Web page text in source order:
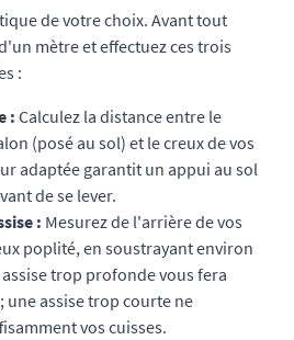
de votre choix. Avant tout
mètre et effectuez ces trois
:
: Calculez la distance entre le
(posé au sol) et le creux de vos
adaptée garantit un appui au sol
de se lever.
: Mesurez de l'arrière de vos
poplité, en soustrayant environ
trop profonde vous fera
une assise trop courte ne
vos cuisses.